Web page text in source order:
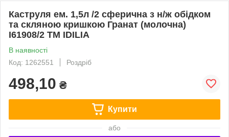
Каструля ем. 1,5л /2 сферична з н/ж обідком
та скляною кришкою Гранат (молочна)
I61908/2 ТМ IDILIA
В наявності
Код: 1262551
Роздріб
498,10 ₴
Купити
або